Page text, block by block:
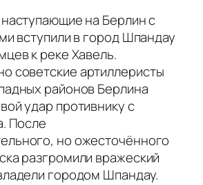
на Берлин с
вступили в город Шпандау
к реке Хавель.
советские артиллеристы
районов Берлина
удар противнику с
После
но ожесточённого
разгромили вражеский
городом Шпандау.